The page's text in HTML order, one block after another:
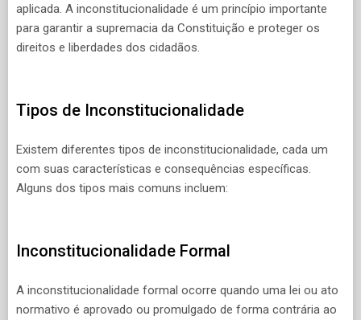
aplicada. A inconstitucionalidade é um princípio importante
para garantir a supremacia da Constituição e proteger os
direitos e liberdades dos cidadãos.
Tipos de Inconstitucionalidade
Existem diferentes tipos de inconstitucionalidade, cada um
com suas características e consequências específicas.
Alguns dos tipos mais comuns incluem:
Inconstitucionalidade Formal
A inconstitucionalidade formal ocorre quando uma lei ou ato
normativo é aprovado ou promulgado de forma contrária ao